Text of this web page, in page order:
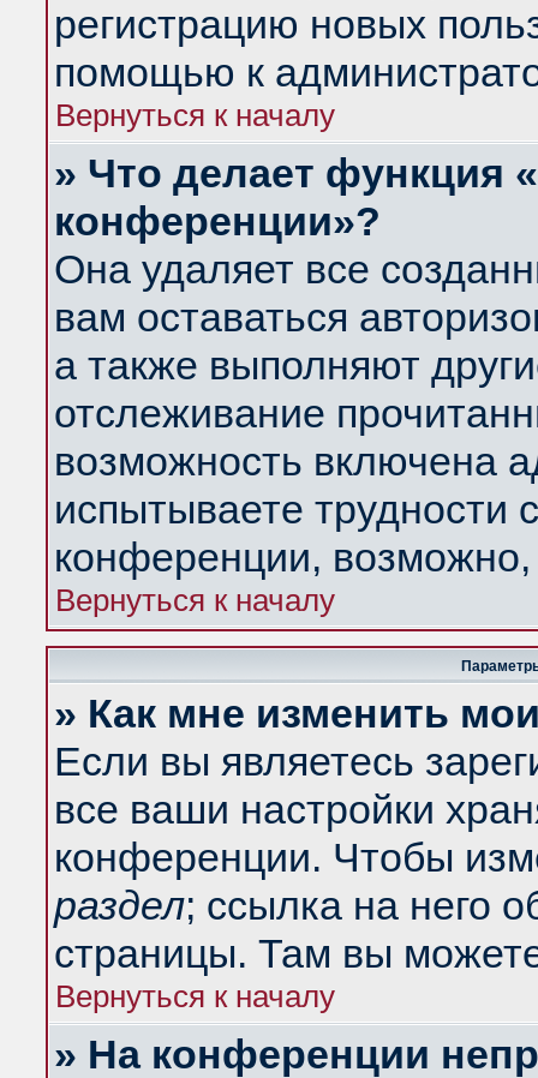
регистрацию новых
помощью к
Вернуться к началу
» Что делает функция
конференции»?
Она удаляет все
вам оставаться
а также выполняют
отслеживание
возможность включена
испытываете трудности
конференции,
Вернуться к началу
» Как мне изменить
Если вы являетесь
все ваши настройки
конференции. Чтобы
раздел; ссылка на него
страницы. Там вы
Вернуться к началу
» На конференции